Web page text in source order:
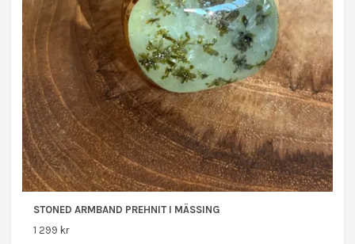
STONED ARMBAND PREHNIT I MÄSSING
1 299 kr